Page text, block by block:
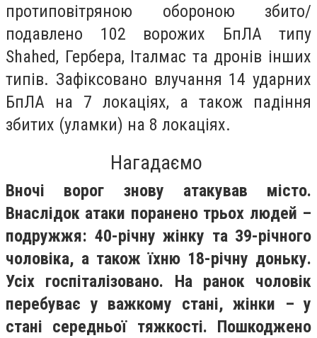
протиповітряною обороною збито/
подавлено 102 ворожих БпЛА типу
Shahed, Гербера, Італмас та дронів інших
типів. Зафіксовано влучання 14 ударних
БпЛА на 7 локаціях, а також падіння
збитих (уламки) на 8 локаціях.
Нагадаємо
Вночі ворог знову атакував місто.
Внаслідок атаки поранено трьох людей –
подружжя: 40-річну жінку та 39-річного
чоловіка, а також їхню 18-річну доньку.
Усіх госпіталізовано. На ранок чоловік
перебуває у важкому стані, жінки – у
стані середньої тяжкості. Пошкоджено